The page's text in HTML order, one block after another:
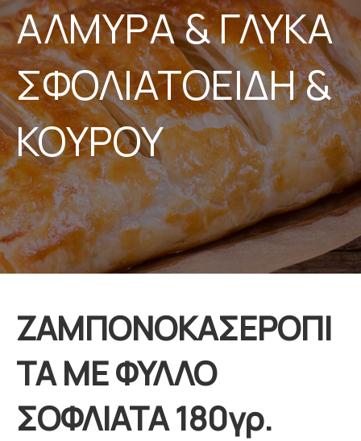
ΑΛΜΥΡΑ & ΓΛΥΚΑ
ΣΦΟΛΙΑΤΟΕΙΔΗ &
ΚΟΥΡΟΥ
ΖΑΜΠΟΝΟΚΑΣΕΡΟΠΙ
ΤΑ ΜΕ ΦΥΛΛΟ
ΣΟΦΛΙΑΤΑ 180γρ.